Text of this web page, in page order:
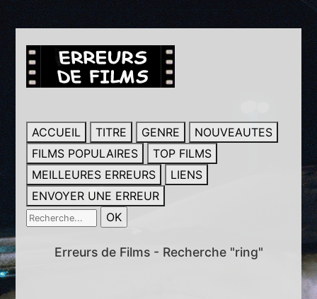
ACCUEIL TITRE GENRE
NOUVEAUTES
FILMS POPULAIRES
TOP FILMS
MEILLEURES ERREURS
LIENS
ENVOYER UNE ERREUR
Erreurs de Films - Recherche "ring"